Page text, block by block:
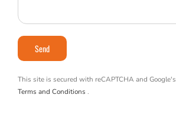
This site is secured with reCAPTCHA and Google's
Terms and Conditions .